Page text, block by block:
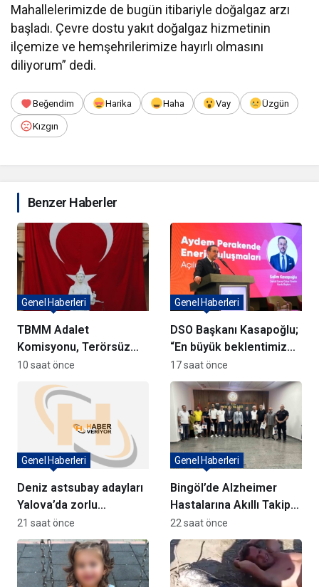
Mahallelerimizde de bugün itibariyle doğalgaz arzı
başladı. Çevre dostu yakıt doğalgaz hizmetinin
ilçemize ve hemşehrilerimize hayırlı olmasını
diliyorum” dedi.
Beğendim Harika Haha Vay Üzgün
Kızgın
Benzer Haberler
TBMM Adalet
Komisyonu, Terörsüz
Türkiye Yasa Teklifini
Genel Haberleri
10 saat önce
DSO Başkanı Kasapoğlu;
“En büyük beklentimiz
geleceği güvenle
planlayabileceğimiz
istikrarlı bir yatırım
ortamıdır”
Genel Haberleri
17 saat önce
Deniz astsubay adayları
Yalova’da zorlu
eğitimlerle hazırlanıyor
Genel Haberleri
21 saat önce
Bingöl’de Alzheimer
Hastalarına Akıllı Takip
Cihazı Dağıtıldı
Genel Haberleri
22 saat önce